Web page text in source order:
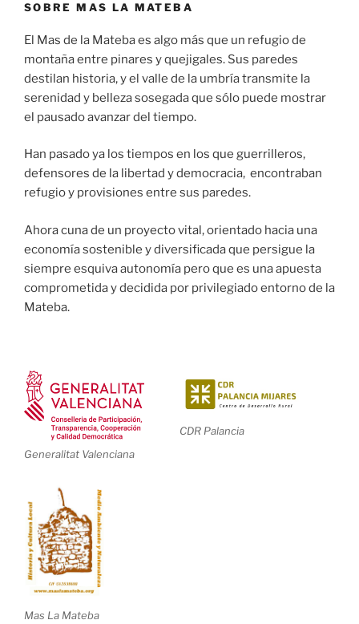
SOBRE MAS LA MATEBA
El Mas de la Mateba es algo más que un refugio de
montaña entre pinares y quejigales. Sus paredes
destilan historia, y el valle de la umbría transmite la
serenidad y belleza sosegada que sólo puede mostrar
el pausado avanzar del tiempo.
Han pasado ya los tiempos en los que guerrilleros,
defensores de la libertad y democracia, encontraban
refugio y provisiones entre sus paredes.
Ahora cuna de un proyecto vital, orientado hacia una
economía sostenible y diversificada que persigue la
siempre esquiva autonomía pero que es una apuesta
comprometida y decidida por privilegiado entorno de la
Mateba.
Generalitat Valenciana
CDR Palancia
Mas La Mateba